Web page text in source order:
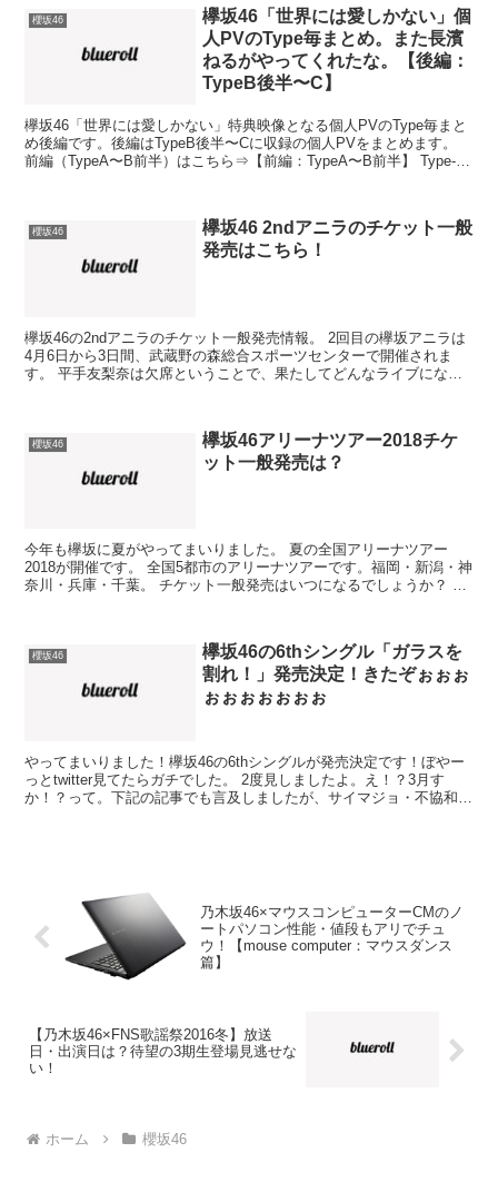
櫻坂46
欅坂46「世界には愛しかない」個
人PVのType毎まとめ。また長濱
ねるがやってくれたな。【後編：
TypeB後半〜C】
欅坂46「世界には愛しかない」特典映像となる個人PVのType毎まと
め後編です。後編はTypeB後半〜Cに収録の個人PVをまとめます。
前編（TypeA〜B前半）はこちら⇒【前編：TypeA〜B前半】 Type-B
櫻坂46
欅坂46 2ndアニラのチケット一般
発売はこちら！
欅坂46の2ndアニラのチケット一般発売情報。 2回目の欅坂アニラは
4月6日から3日間、武蔵野の森総合スポーツセンターで開催されま
す。 平手友梨奈は欠席ということで、果たしてどんなライブになる
櫻坂46
欅坂46アリーナツアー2018チケ
ット一般発売は？
今年も欅坂に夏がやってまいりました。 夏の全国アリーナツアー
2018が開催です。 全国5都市のアリーナツアーです。福岡・新潟・神
奈川・兵庫・千葉。 チケット一般発売はいつになるでしょうか？ 欅
櫻坂46
欅坂46の6thシングル「ガラスを
割れ！」発売決定！きたぞぉぉぉ
ぉぉぉぉぉぉぉ
やってまいりました！欅坂46の6thシングルが発売決定です！ぼやー
っとtwitter見てたらガチでした。 2度見しましたよ。え！？3月す
か！？って。下記の記事でも言及しましたが、サイマジョ・不協和音
乃木坂46×マウスコンピューターCMのノ
ートパソコン性能・値段もアリでチュ
ウ！【mouse computer：マウスダンス
篇】
【乃木坂46×FNS歌謡祭2016冬】放送
日・出演日は？待望の3期生登場見逃せな
い！
ホーム 櫻坂46